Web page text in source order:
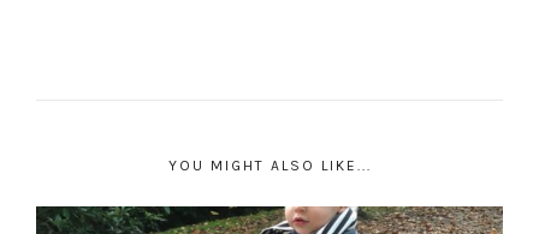
YOU MIGHT ALSO LIKE...